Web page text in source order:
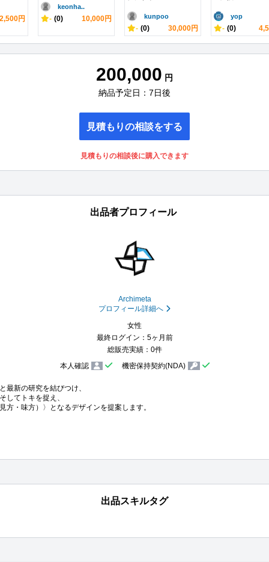
2,500円
keonha..
- (0) 10,000円 kunpoo
- (0) 30,000円
yop
- (0)
200,000 円
納品予定日：7日後
見積もりの相談をする
見積もりの相談後に購入できます
出品者プロフィール
Archimeta
プロフィール詳細へ
女性
最終ログイン：5ヶ月前
総販売実績：0件
本人確認
機密保持契約(NDA)
最新の研究を結びつけ、
してトキを捉え、
出品スキルタグ